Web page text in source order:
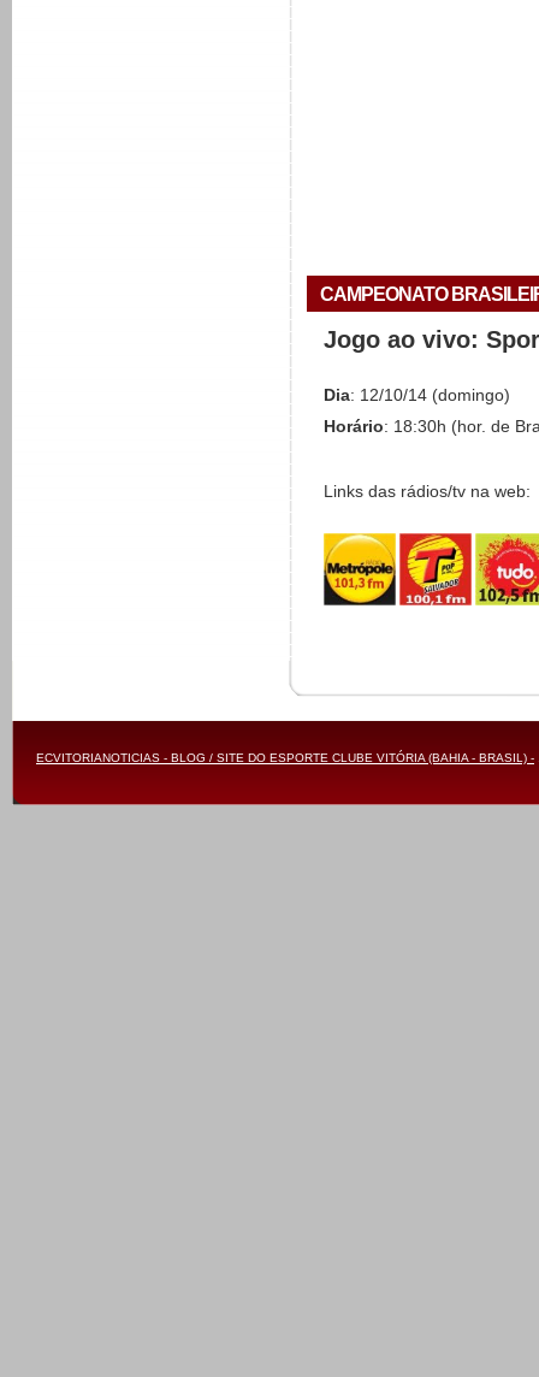
CAMPEONATO
Jogo ao vivo:
Dia: 12/10/14 (domingo)
Horário: 18:30h (hor. de
Links das rádios/tv na web:
ECVITORIANOTICIAS - BLOG / SITE DO ESPORTE CLUBE VITÓRIA (BAHIA - BRASIL) -